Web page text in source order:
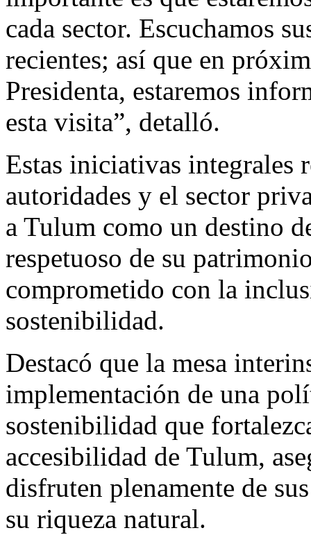
cada sector. Escuchamos
recientes; así que en
Presidenta, estaremos
esta visita”, detalló.
Estas iniciativas integrales
autoridades y el sector
a Tulum como un destino
respetuoso de su
comprometido con la
sostenibilidad.
Destacó que la mesa
implementación de una
sostenibilidad que
accesibilidad de Tulum,
disfruten plenamente de
su riqueza natural.